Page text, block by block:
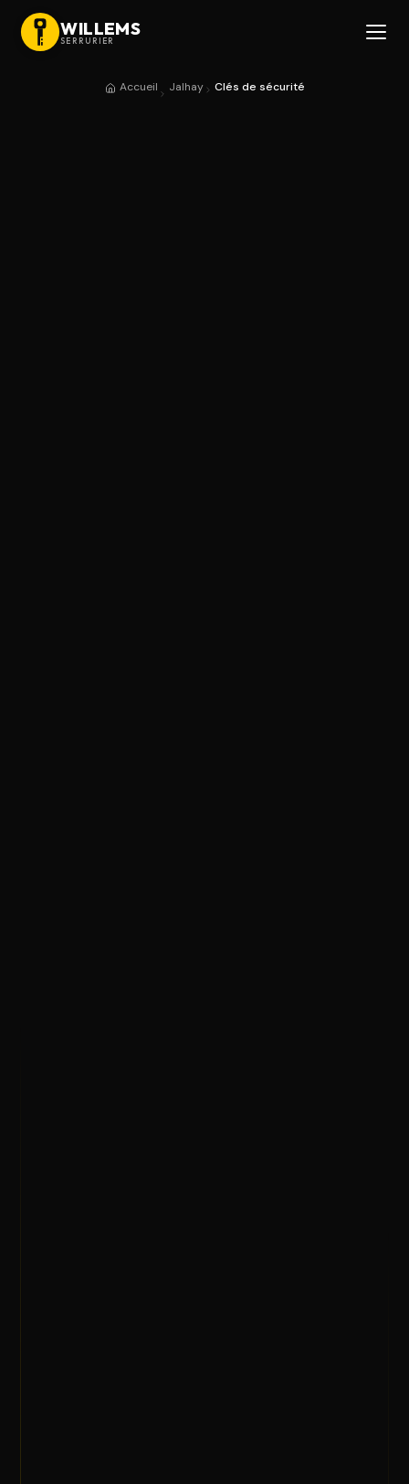
WILLEMS
SERRURIER
Accueil Jalhay Clés de sécurité